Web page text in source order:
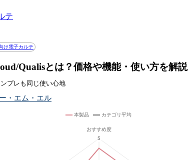
テ
け電子カルテ
Qualisとは？価格や機能・使い方を解説
プレも同じ使い心地
・エム・エル